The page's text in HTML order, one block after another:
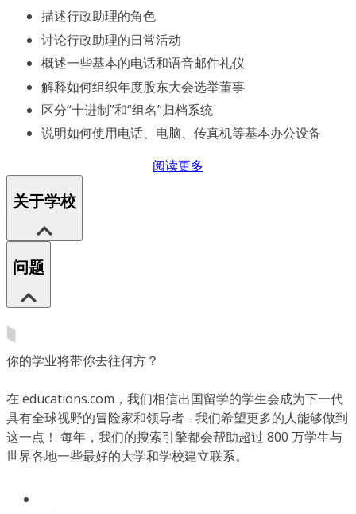
描述行政助理的角色
讨论行政助理的日常活动
概述一些基本的电话和语音邮件礼仪
解释如何组织年度股东大会选举董事
区分“十进制”和“组名”归档系统
说明如何使用电话、电脑、传真机等基本办公设备
阅读更多
关于学校
问题
你的学业将带你去往何方？
在 educations.com，我们相信出国留学的学生会成为下一代
具有全球视野的冒险家和领导者 - 我们希望更多的人能够做到
这一点！ 每年，我们的搜索引擎都会帮助超过 800 万学生与
世界各地一些最好的大学和学校建立联系。